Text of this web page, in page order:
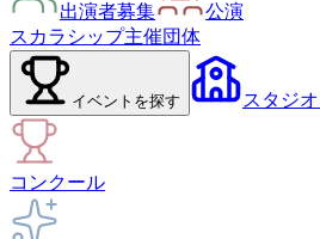
出演者募集
公演
スカラシップ主催団体
イベント を探す スタジオ
コンクール